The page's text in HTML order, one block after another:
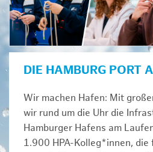
DIE HAMBURG PORT
Wir machen Hafen: Mit
wir rund um die Uhr die
Hamburger Hafens am
1.900 HPA-Kolleg*innen,